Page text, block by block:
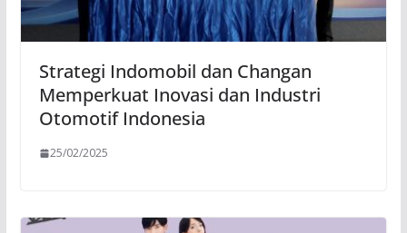
Strategi Indomobil dan Changan
Memperkuat Inovasi dan Industri
Otomotif Indonesia
25/02/2025